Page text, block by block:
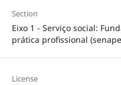
Section
Eixo 1 - Serviço social:
prática profissional
License